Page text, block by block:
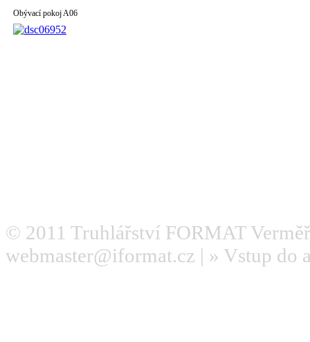
Obývací pokoj A06
© 2011 Truhlářství FORMAT
webmaster@iformat.cz | » Vstup do